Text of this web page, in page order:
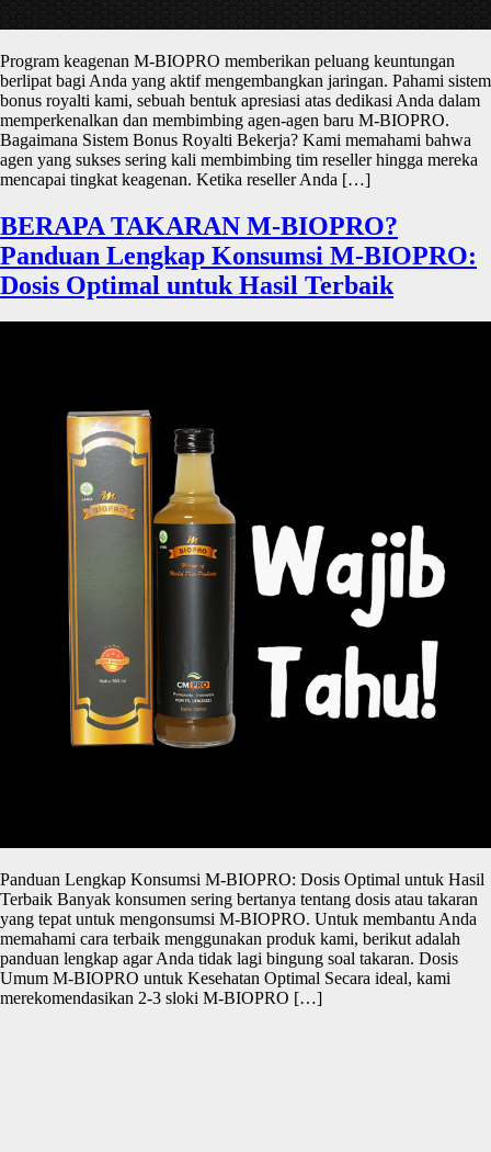
Program keagenan M-BIOPRO memberikan peluang keuntungan
berlipat bagi Anda yang aktif mengembangkan jaringan. Pahami sistem
bonus royalti kami, sebuah bentuk apresiasi atas dedikasi Anda dalam
memperkenalkan dan membimbing agen-agen baru M-BIOPRO.
Bagaimana Sistem Bonus Royalti Bekerja? Kami memahami bahwa
agen yang sukses sering kali membimbing tim reseller hingga mereka
mencapai tingkat keagenan. Ketika reseller Anda […]
BERAPA TAKARAN M-BIOPRO?
Panduan Lengkap Konsumsi M-BIOPRO:
Dosis Optimal untuk Hasil Terbaik
Panduan Lengkap Konsumsi M-BIOPRO: Dosis Optimal untuk Hasil
Terbaik Banyak konsumen sering bertanya tentang dosis atau takaran
yang tepat untuk mengonsumsi M-BIOPRO. Untuk membantu Anda
memahami cara terbaik menggunakan produk kami, berikut adalah
panduan lengkap agar Anda tidak lagi bingung soal takaran. Dosis
Umum M-BIOPRO untuk Kesehatan Optimal Secara ideal, kami
merekomendasikan 2-3 sloki M-BIOPRO […]